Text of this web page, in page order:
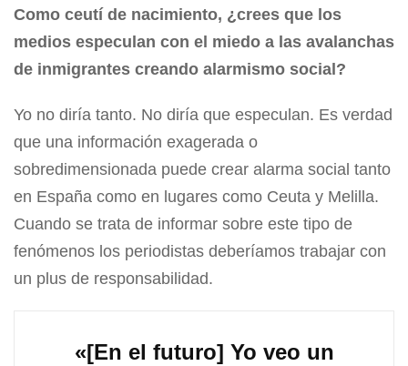
Como ceutí de nacimiento, ¿crees que los
medios especulan con el miedo a las avalanchas
de inmigrantes creando alarmismo social?
Yo no diría tanto. No diría que especulan. Es verdad
que una información exagerada o
sobredimensionada puede crear alarma social tanto
en España como en lugares como Ceuta y Melilla.
Cuando se trata de informar sobre este tipo de
fenómenos los periodistas deberíamos trabajar con
un plus de responsabilidad.
«[En el futuro] Yo veo un